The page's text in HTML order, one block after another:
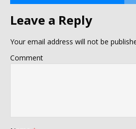
Leave a Reply
Your email address will not be
Comment